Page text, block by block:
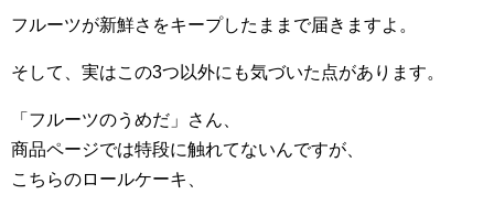
フルーツが新鮮さをキープしたままで届きますよ。
そして、実はこの3つ以外にも気づいた点があります。
「フルーツのうめだ」さん、
商品ページでは特段に触れてないんですが、
こちらのロールケーキ、